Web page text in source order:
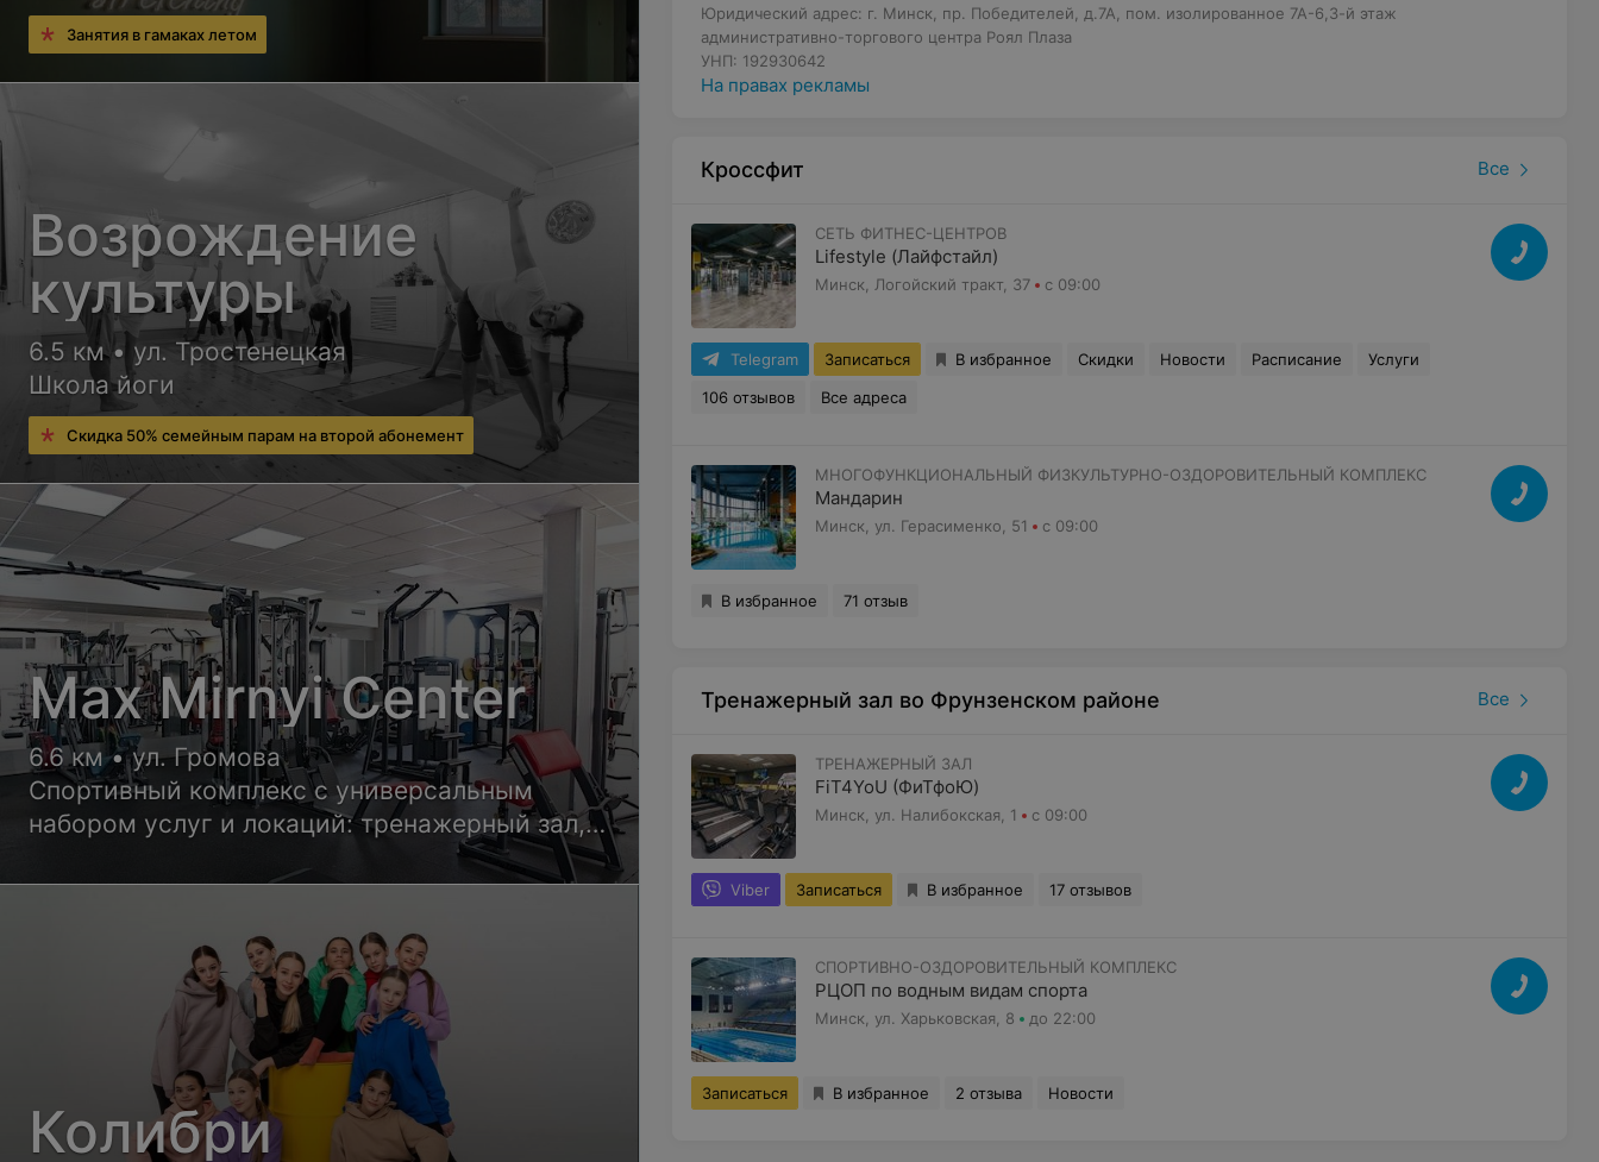
Юридический адрес: г. Минск, пр. Победителей, д.7А, пом. изолированное 7А-6,3-й этаж
административно-торгового центра Роял Плаза
УНП: 192930642
На правах рекламы
Кроссфит Все
СЕТЬ ФИТНЕС-ЦЕНТРОВ
Lifestyle (Лайфстайл)
Минск, Логойский тракт, 37 с 09:00
Telegram Записаться В избранное Скидки Новости Расписание
Услуги
106 отзывов
Все адреса
МНОГОФУНКЦИОНАЛЬНЫЙ ФИЗКУЛЬТУРНО-ОЗДОРОВИТЕЛЬНЫЙ КОМПЛЕКС
Мандарин
Минск, ул. Герасименко, 51 с 09:00
В избранное 71 отзыв
Тренажерный зал во Фрунзенском районе Все
ТРЕНАЖЕРНЫЙ ЗАЛ
FiT4YoU (ФиТфоЮ)
Минск, ул. Налибокская, 1 с 09:00
Viber Записаться В избранное 17 отзывов
СПОРТИВНО-ОЗДОРОВИТЕЛЬНЫЙ КОМПЛЕКС
РЦОП по водным видам спорта
Минск, ул. Харьковская, 8 до 22:00
Записаться В избранное 2 отзыва Новости
Занятия в гамаках летом
Возрождение
культуры
6.5 км • ул. Тростенецкая
Школа йоги
Скидка 50% семейным парам на второй абонемент
Max Mirnyi Center
6.6 км • ул. Громова
Спортивный комплекс с универсальным
набором услуг и локаций: тренажерный зал,
теннисные корты, комната релаксации.
Колибри